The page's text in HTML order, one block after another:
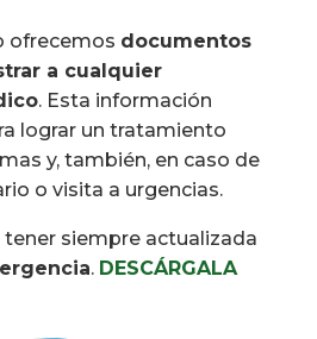
ofrecemos documentos
a cualquier
. Esta información
lograr un tratamiento
y, también, en caso de
o visita a urgencias.
siempre actualizada
. DESCÁRGALA